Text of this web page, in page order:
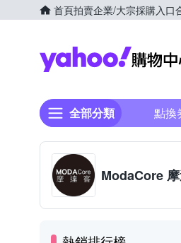
首頁拍賣企業/大宗採購入口
全部分類 點換
ModaCore